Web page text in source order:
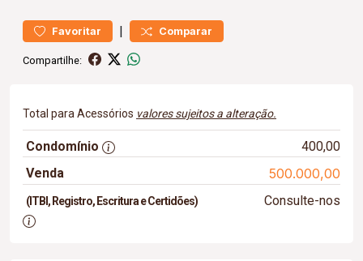
Favoritar | Comparar
Compartilhe:
Total para Acessórios valores sujeitos a alteração.
Condomínio
400,00
Venda
500.000,00
(ITBI, Registro, Escritura e Certidões) Consulte-nos